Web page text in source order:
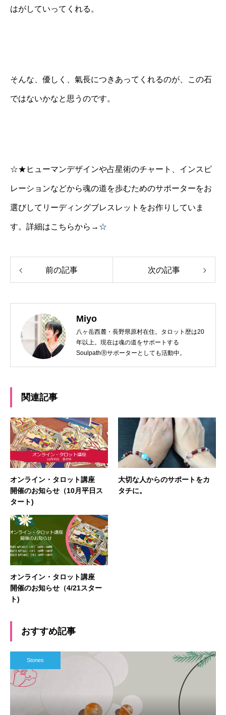
はがしていってくれる。
そんな、優しく、氣長につきあってくれるのが、この石
ではないかなと思うのです。
☆★ヒューマンデザインや占星術のチャート、インスピ
レーションなどから魂の道を歩むためのサポーターをお
選びしてリーディングブレスレットをお作りしていま
す。詳細はこちらから→ ☆
前の記事 次の記事
Miyo
八ヶ岳西麓・長野県原村在住。タロット歴は20
年以上。現在は魂の道をサポートする
SoulpathⓇサポーターとしても活動中。
関連記事
オンライン・タロット講座
開催のお知らせ（10月平日ス
タート)
大切な人からのサポートをカ
タチに。
オンライン・タロット講座
開催のお知らせ（4/21スター
ト)
おすすめ記事
Stones